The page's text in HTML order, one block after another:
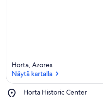
Horta, Azores
Näytä kartalla
Horta Historic Center
Place,